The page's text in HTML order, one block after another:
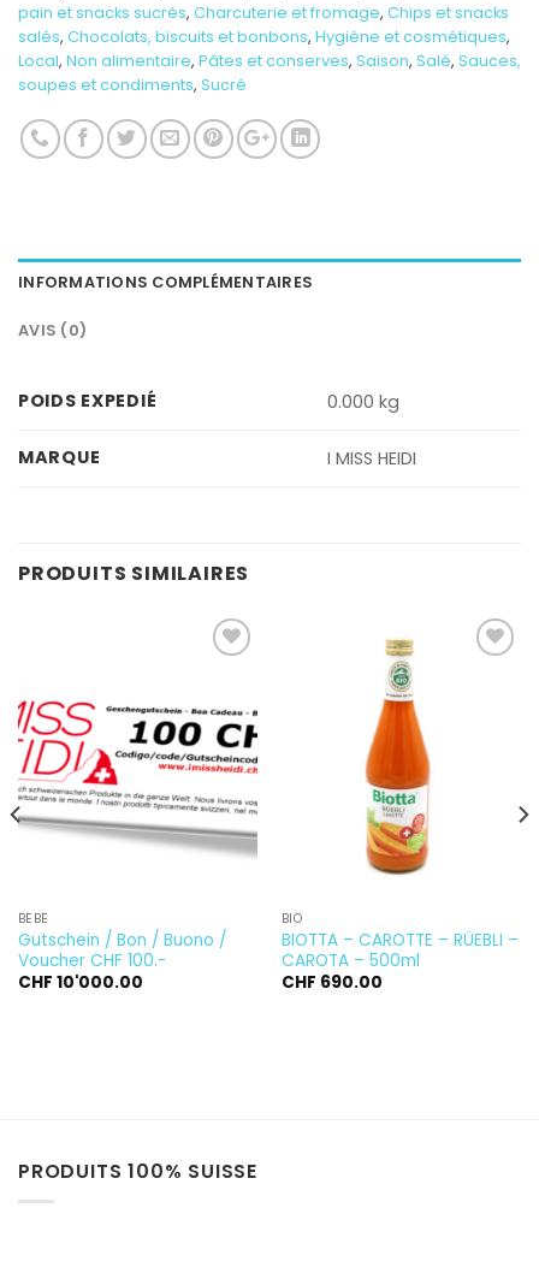
pain et snacks sucrés, Charcuterie et fromage, Chips et snacks
salés, Chocolats, biscuits et bonbons, Hygiène et cosmétiques,
Local, Non alimentaire, Pâtes et conserves, Saison, Salé, Sauces,
soupes et condiments, Sucré
INFORMATIONS COMPLÉMENTAIRES
AVIS (0)
POIDS EXPEDIÉ 0.000 kg
MARQUE I MISS HEIDI
PRODUITS SIMILAIRES
Ajouter
à la
wishlist
BÉBÉ
Gutschein / Bon / Buono /
Voucher CHF 100.-
CHF 10'000.00
BIO
BIOTTA – CAROTTE – RÜEBLI –
CAROTA – 500ml
CHF 690.00
PRODUITS 100% SUISSE